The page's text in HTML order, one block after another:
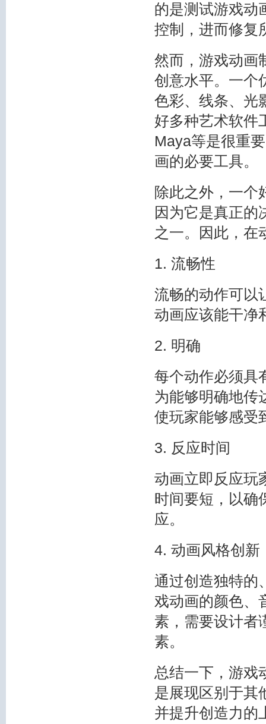
的是测试游戏动
控制，进而修复
然而，游戏动画
创意水平。一个
色彩、线条、光
好多种艺术软件
Maya等是很重
画的必要工具。
除此之外，一个
因为它是真正的
之一。因此，在
1. 流畅性
流畅的动作可以
动画应该能干净
2. 明确
每个动作必须具
为能够明确地传
使玩家能够感受
3. 反应时间
动画立即反应玩
时间要短，以确
应。
4. 动画风格创新
通过创造独特的
戏动画的颜色、
素，需要设计者
素。
总结一下，游戏
是展现区别于其
并提升创造力的